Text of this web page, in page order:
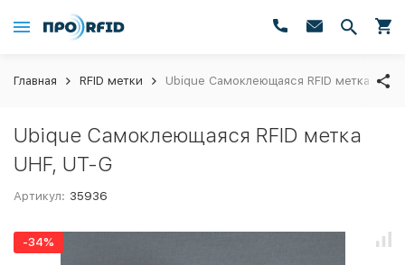
Главная RFID метки Ubique Самоклеющаяся RFID метка UHF,
Ubique Самоклеющаяся RFID метка
UHF, UT-G
Артикул: 35936
-34%